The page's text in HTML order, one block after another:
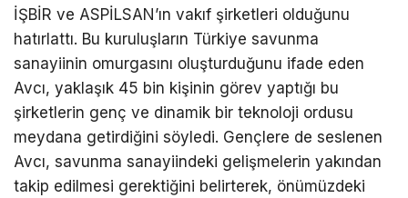
İŞBİR ve ASPİLSAN’ın vakıf şirketleri olduğunu
hatırlattı. Bu kuruluşların Türkiye savunma
sanayiinin omurgasını oluşturduğunu ifade eden
Avcı, yaklaşık 45 bin kişinin görev yaptığı bu
şirketlerin genç ve dinamik bir teknoloji ordusu
meydana getirdiğini söyledi. Gençlere de seslenen
Avcı, savunma sanayiindeki gelişmelerin yakından
takip edilmesi gerektiğini belirterek, önümüzdeki